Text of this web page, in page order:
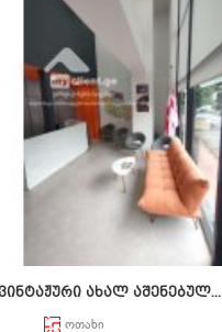
ახალ აშენებულ...
ოთახი